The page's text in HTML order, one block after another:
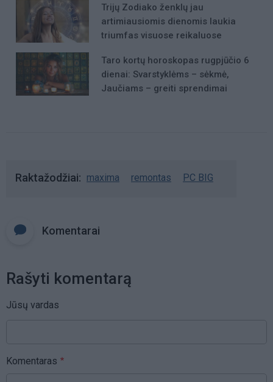
Trijų Zodiako ženklų jau
artimiausiomis dienomis laukia
triumfas visuose reikaluose
Taro kortų horoskopas rugpjūčio 6
dienai: Svarstyklėms – sėkmė,
Jaučiams – greiti sprendimai
Raktažodžiai maxima remontas PC BIG
Komentarai
Rašyti komentarą
Jūsų vardas
Komentaras